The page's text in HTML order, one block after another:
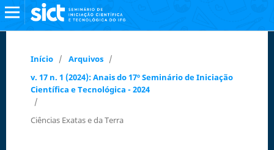
Início / Arquivos /
v. 17 n. 1 (2024): Anais do 17º Seminário de Iniciação
Científica e Tecnológica - 2024
/
Ciências Exatas e da Terra